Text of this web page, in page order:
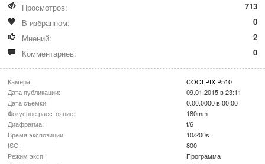
Просмотров:
713
В избранном:
0
Мнений:
2
Комментариев:
0
Камера:
COOLPIX P510
Дата публикации:
09.01.2015 в 23:11
Дата съёмки:
0.00.0000 в 00:00
Фокусное расстояние:
180mm
Диафрагма:
f/6
Время экспозиции:
10/200s
ISO:
800
Режим эксп.:
Программа